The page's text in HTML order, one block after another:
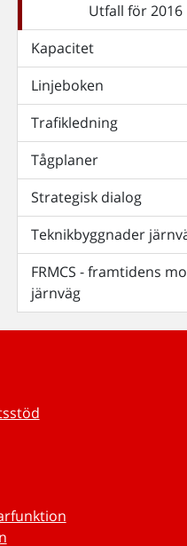
Utfall för 2016
Kapacitet
Linjeboken
Trafikledning
Tågplaner
Strategisk dialog
Teknikbyggnader
FRMCS - framtidens
järnväg